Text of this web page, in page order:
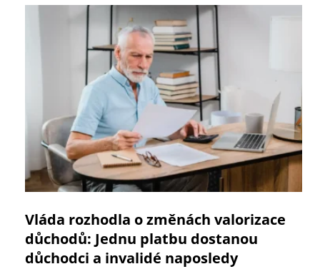
Vláda rozhodla o změnách valorizace
důchodů: Jednu platbu dostanou
důchodci a invalidé naposledy